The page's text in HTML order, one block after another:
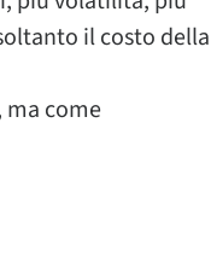
il costo della
ma come